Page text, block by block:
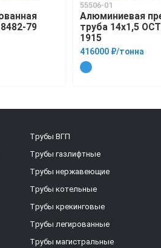
79
55506-01
Алюминиевая
труба 14х1,5
1915
416000 ₽/тонна
Трубы ВГП
Трубы газлифтные
Трубы нержавеющие
Трубы котельные
Трубы крекинговые
Трубы легированные
Трубы магистральные